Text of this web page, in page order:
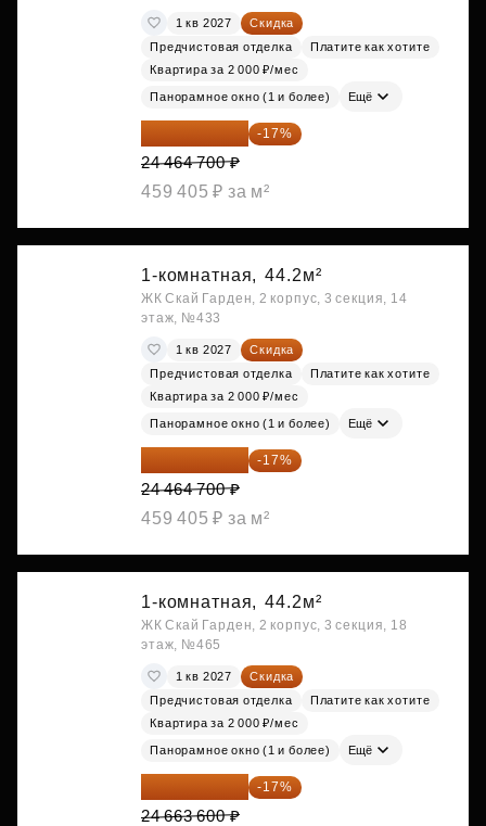
1 кв 2027
Скидка
Предчистовая отделка
Платите как хотите
Квартира за 2 000 ₽/мес
Панорамное окно (1 и более) Ещё
20 305 701 ₽ -17%
24 464 700 ₽
459 405 ₽ за м²
1-комнатная, 44.2м²
ЖК Скай Гарден, 2 корпус, 3 секция, 14
этаж, №433
1 кв 2027
Скидка
Предчистовая отделка
Платите как хотите
Квартира за 2 000 ₽/мес
Панорамное окно (1 и более) Ещё
20 305 701 ₽ -17%
24 464 700 ₽
459 405 ₽ за м²
1-комнатная, 44.2м²
ЖК Скай Гарден, 2 корпус, 3 секция, 18
этаж, №465
1 кв 2027
Скидка
Предчистовая отделка
Платите как хотите
Квартира за 2 000 ₽/мес
Панорамное окно (1 и более) Ещё
20 470 788 ₽ -17%
24 663 600 ₽